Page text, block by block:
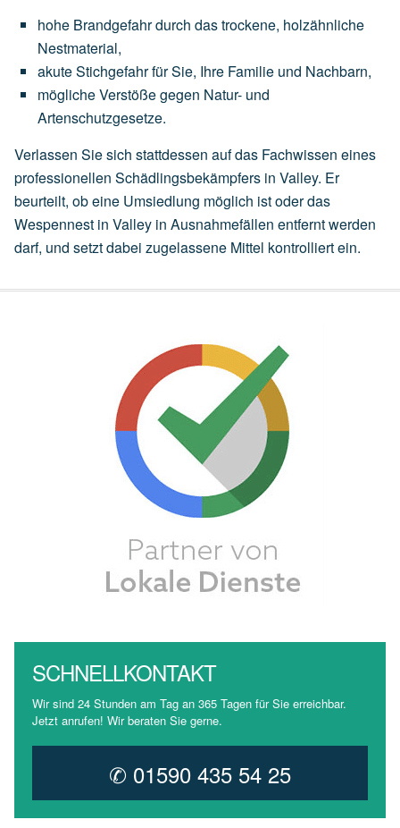
hohe Brandgefahrdurch dastrockene, holzähnliche
Nestmaterial,
akuteStichgefahrfürSie, Ihre Familie und Nachbarn,
möglicheVerstößegegen Natur- und
Artenschutzgesetze.
Verlassen Sie sich stattdessen auf das Fachwissen eines
professionellen Schädlingsbekämpfers in Valley. Er
beurteilt, ob eine Umsiedlung möglich ist oder das
Wespennest in Valley in Ausnahmefällen entfernt werden
darf, und setzt dabei zugelassene Mittel kontrolliert ein.
SCHNELLKONTAKT
Wir sind 24 Stunden am Tag an 365 Tagen für Sie erreichbar.
Jetzt anrufen! Wir beraten Sie gerne.
✆ 01590 435 54 25